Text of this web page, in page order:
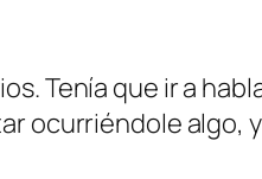
Tenía que ir a
ocurriéndole algo,